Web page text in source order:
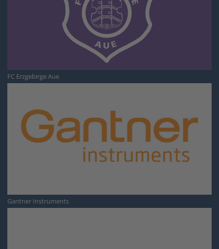
FC Erzgebirge Aue
Gantner Instruments